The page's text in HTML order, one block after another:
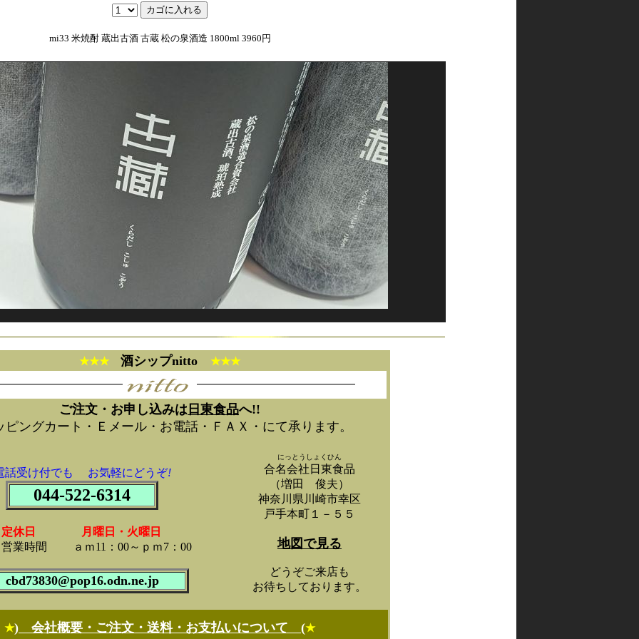
mi33 米焼酎 蔵出古酒 古蔵 松の泉酒造 1800ml 3960円
★★★ 酒シップnitto ★★★
ご注文・お申し込みは 日東食品へ!!
ピングカート・Ｅメール・お電話・ＦＡＸ・にて承ります。
話受け付でも お気軽にどうぞ!
044-522-6314
定休日 月曜日・火曜日
営業時間 ａｍ11：00～ｐｍ7：00
cbd73830@pop16.odn.ne.jp
にっとうしょくひん
合名会社日東食品
（増田 俊夫）
神奈川県川崎市幸区
戸手本町１－５５
地図で見る
どうぞご来店も
お待ちしております。
★) 会社概要・ご注文・送料・お支払いについて (★